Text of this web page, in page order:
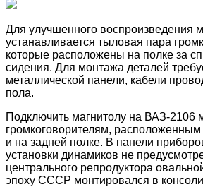
Для улучшенного воспроизведения
устанавливается тыловая пара
которые расположены на полке за
сидения. Для монтажа деталей
металлической панели, кабели
пола.
Подключить магнитолу на ВАЗ-2106
громкоговорителям,
и на задней полке. В панели
установки динамиков не
центрального репродуктора
эпоху СССР монтировался в